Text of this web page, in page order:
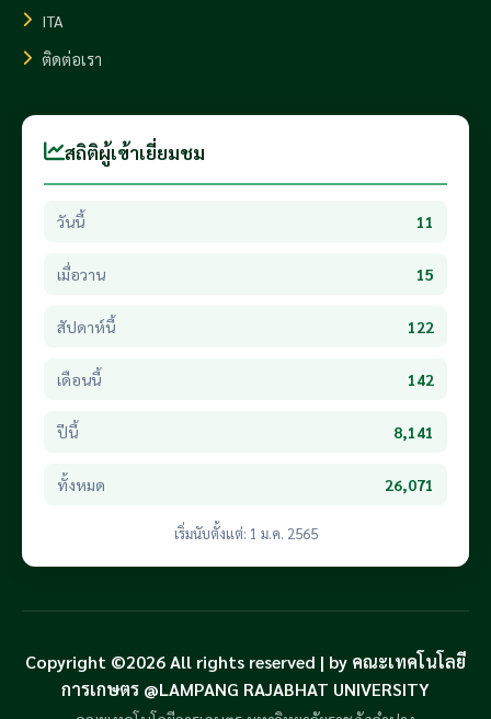
ITA
ติดต่อเรา
สถิติผู้เข้าเยี่ยมชม
วันนี้ 11
เมื่อวาน 15
สัปดาห์นี้ 122
เดือนนี้ 142
ปีนี้ 8,141
ทั้งหมด 26,071
เริ่มนับตั้งแต่: 1 ม.ค. 2565
Copyright ©2026 All rights reserved | by คณะเทคโนโลยี
การเกษตร @LAMPANG RAJABHAT UNIVERSITY